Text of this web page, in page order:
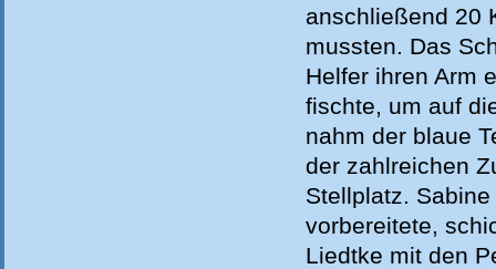
anschließend 20
mussten. Das
Helfer ihren Arm
fischte, um auf
nahm der blaue
der zahlreichen
Stellplatz.
vorbereitete,
Liedtke mit den